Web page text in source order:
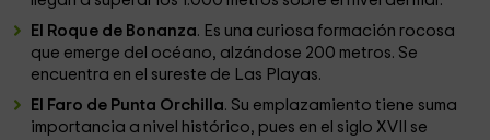
El Roque de Bonanza. Es una curiosa formación rocosa
que emerge del océano, alzándose 200 metros. Se
encuentra en el sureste de Las Playas.
El Faro de Punta Orchilla. Su emplazamiento tiene suma
importancia a nivel histórico, pues en el siglo XVII se